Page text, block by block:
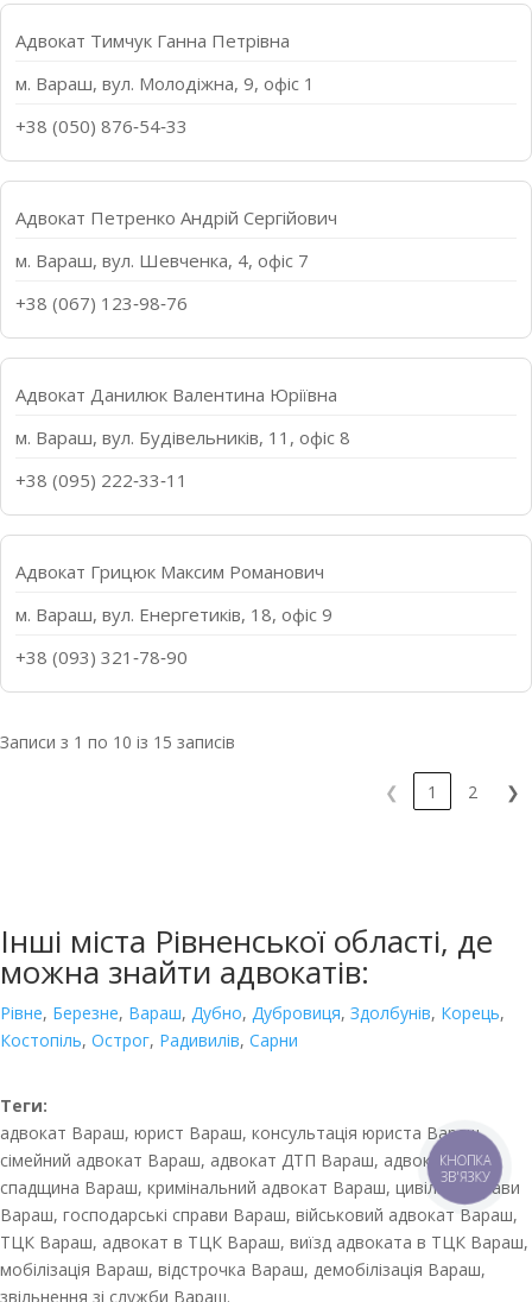
Адвокат Тимчук Ганна Петрівна
м. Вараш, вул. Молодіжна, 9, офіс 1
+38 (050) 876‑54‑33
Адвокат Петренко Андрій Сергійович
м. Вараш, вул. Шевченка, 4, офіс 7
+38 (067) 123‑98‑76
Адвокат Данилюк Валентина Юріївна
м. Вараш, вул. Будівельників, 11, офіс 8
+38 (095) 222‑33‑11
Адвокат Грицюк Максим Романович
м. Вараш, вул. Енергетиків, 18, офіс 9
+38 (093) 321‑78‑90
Записи з 1 по 10 із 15 записів
❮ 1 2 ❯
Інші міста Рівненської області, де
можна знайти адвокатів:
Рівне, Березне, Вараш, Дубно, Дубровиця, Здолбунів, Корець,
Костопіль, Острог, Радивилів, Сарни
Теги:
адвокат Вараш, юрист Вараш, консультація юриста Вараш,
сімейний адвокат Вараш, адвокат ДТП Вараш, адвокат
спадщина Вараш, кримінальний адвокат Вараш, цивільні справи
Вараш, господарські справи Вараш, військовий адвокат Вараш,
ТЦК Вараш, адвокат в ТЦК Вараш, виїзд адвоката в ТЦК Вараш,
мобілізація Вараш, відстрочка Вараш, демобілізація Вараш,
звільнення зі служби Вараш.
КНОПКА
ЗВ'ЯЗКУ